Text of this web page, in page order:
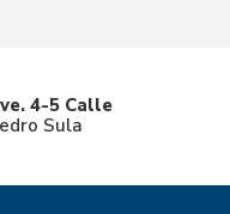
4-5 Calle
Sula